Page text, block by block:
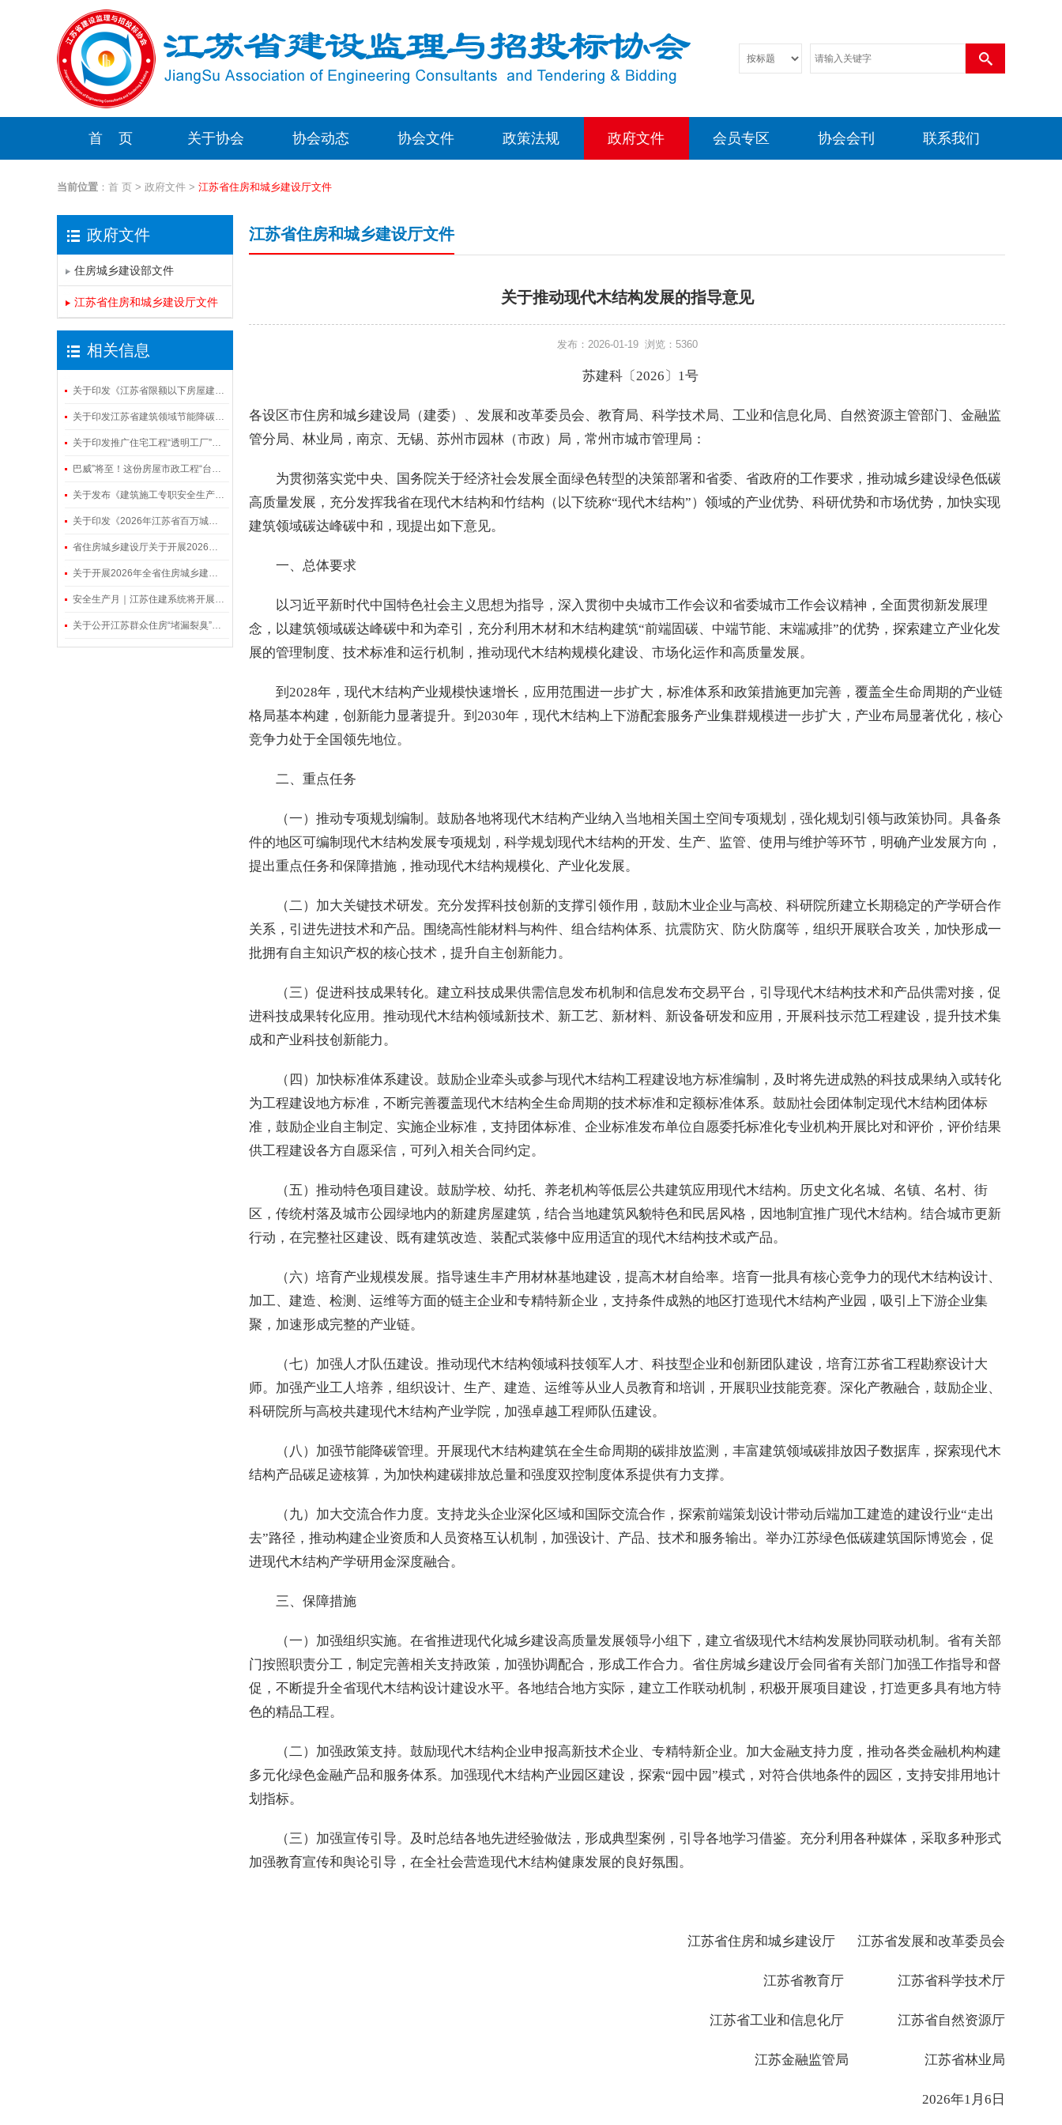
首 页 关于协会 协会动态 协会文件 政策法规 政府文件 会员专区 协会会刊 联系我们
当前位置 ： 首 页 > 政府文件 > 江苏省住房和城乡建设厅文件
政府文件
住房城乡建设部文件
江苏省住房和城乡建设厅文件
相关信息
关于印发《江苏省限额以下房屋建筑和市政基础设施工程安全生产管理工作指南》的通知
关于印发江苏省建筑领域节能降碳经验做法清单的通知
关于印发推广住宅工程“透明工厂”工作的通知
巴威”将至！这份房屋市政工程“台风防御守则”请收好
关于发布《建筑施工专职安全生产管理人员“百问百答”》的通知
关于印发《2026年江苏省百万城乡建设职工职业技能竞赛建筑工程电子交易决赛实施方案》的通知
省住房城乡建设厅关于开展2026年建筑施工“安全生产月”活动的通知
关于开展2026年全省住房城乡建设系统“安全生产月”活动的通知
安全生产月｜江苏住建系统将开展这些活动
关于公开江苏群众住房“堵漏裂臭”问题投诉渠道的通知
江苏省住房和城乡建设厅文件
关于推动现代木结构发展的指导意见
发布：2026-01-19 浏览：5360
苏建科〔2026〕1号
各设区市住房和城乡建设局（建委）、发展和改革委员会、教育局、科学技术局、工业和信息化局、自然资源主管部门、金融监
管分局、林业局，南京、无锡、苏州市园林（市政）局，常州市城市管理局：
为贯彻落实党中央、国务院关于经济社会发展全面绿色转型的决策部署和省委、省政府的工作要求，推动城乡建设绿色低碳
高质量发展，充分发挥我省在现代木结构和竹结构（以下统称“现代木结构”）领域的产业优势、科研优势和市场优势，加快实现
建筑领域碳达峰碳中和，现提出如下意见。
一、总体要求
以习近平新时代中国特色社会主义思想为指导，深入贯彻中央城市工作会议和省委城市工作会议精神，全面贯彻新发展理
念，以建筑领域碳达峰碳中和为牵引，充分利用木材和木结构建筑“前端固碳、中端节能、末端减排”的优势，探索建立产业化发
展的管理制度、技术标准和运行机制，推动现代木结构规模化建设、市场化运作和高质量发展。
到2028年，现代木结构产业规模快速增长，应用范围进一步扩大，标准体系和政策措施更加完善，覆盖全生命周期的产业链
格局基本构建，创新能力显著提升。到2030年，现代木结构上下游配套服务产业集群规模进一步扩大，产业布局显著优化，核心
竞争力处于全国领先地位。
二、重点任务
（一）推动专项规划编制。鼓励各地将现代木结构产业纳入当地相关国土空间专项规划，强化规划引领与政策协同。具备条
件的地区可编制现代木结构发展专项规划，科学规划现代木结构的开发、生产、监管、使用与维护等环节，明确产业发展方向，
提出重点任务和保障措施，推动现代木结构规模化、产业化发展。
（二）加大关键技术研发。充分发挥科技创新的支撑引领作用，鼓励木业企业与高校、科研院所建立长期稳定的产学研合作
关系，引进先进技术和产品。围绕高性能材料与构件、组合结构体系、抗震防灾、防火防腐等，组织开展联合攻关，加快形成一
批拥有自主知识产权的核心技术，提升自主创新能力。
（三）促进科技成果转化。建立科技成果供需信息发布机制和信息发布交易平台，引导现代木结构技术和产品供需对接，促
进科技成果转化应用。推动现代木结构领域新技术、新工艺、新材料、新设备研发和应用，开展科技示范工程建设，提升技术集
成和产业科技创新能力。
（四）加快标准体系建设。鼓励企业牵头或参与现代木结构工程建设地方标准编制，及时将先进成熟的科技成果纳入或转化
为工程建设地方标准，不断完善覆盖现代木结构全生命周期的技术标准和定额标准体系。鼓励社会团体制定现代木结构团体标
准，鼓励企业自主制定、实施企业标准，支持团体标准、企业标准发布单位自愿委托标准化专业机构开展比对和评价，评价结果
供工程建设各方自愿采信，可列入相关合同约定。
（五）推动特色项目建设。鼓励学校、幼托、养老机构等低层公共建筑应用现代木结构。历史文化名城、名镇、名村、街
区，传统村落及城市公园绿地内的新建房屋建筑，结合当地建筑风貌特色和民居风格，因地制宜推广现代木结构。结合城市更新
行动，在完整社区建设、既有建筑改造、装配式装修中应用适宜的现代木结构技术或产品。
（六）培育产业规模发展。指导速生丰产用材林基地建设，提高木材自给率。培育一批具有核心竞争力的现代木结构设计、
加工、建造、检测、运维等方面的链主企业和专精特新企业，支持条件成熟的地区打造现代木结构产业园，吸引上下游企业集
聚，加速形成完整的产业链。
（七）加强人才队伍建设。推动现代木结构领域科技领军人才、科技型企业和创新团队建设，培育江苏省工程勘察设计大
师。加强产业工人培养，组织设计、生产、建造、运维等从业人员教育和培训，开展职业技能竞赛。深化产教融合，鼓励企业、
科研院所与高校共建现代木结构产业学院，加强卓越工程师队伍建设。
（八）加强节能降碳管理。开展现代木结构建筑在全生命周期的碳排放监测，丰富建筑领域碳排放因子数据库，探索现代木
结构产品碳足迹核算，为加快构建碳排放总量和强度双控制度体系提供有力支撑。
（九）加大交流合作力度。支持龙头企业深化区域和国际交流合作，探索前端策划设计带动后端加工建造的建设行业“走出
去”路径，推动构建企业资质和人员资格互认机制，加强设计、产品、技术和服务输出。举办江苏绿色低碳建筑国际博览会，促
进现代木结构产学研用金深度融合。
三、保障措施
（一）加强组织实施。在省推进现代化城乡建设高质量发展领导小组下，建立省级现代木结构发展协同联动机制。省有关部
门按照职责分工，制定完善相关支持政策，加强协调配合，形成工作合力。省住房城乡建设厅会同省有关部门加强工作指导和督
促，不断提升全省现代木结构设计建设水平。各地结合地方实际，建立工作联动机制，积极开展项目建设，打造更多具有地方特
色的精品工程。
（二）加强政策支持。鼓励现代木结构企业申报高新技术企业、专精特新企业。加大金融支持力度，推动各类金融机构构建
多元化绿色金融产品和服务体系。加强现代木结构产业园区建设，探索“园中园”模式，对符合供地条件的园区，支持安排用地计
划指标。
（三）加强宣传引导。及时总结各地先进经验做法，形成典型案例，引导各地学习借鉴。充分利用各种媒体，采取多种形式
加强教育宣传和舆论引导，在全社会营造现代木结构健康发展的良好氛围。
江苏省住房和城乡建设厅 江苏省发展和改革委员会
江苏省教育厅 江苏省科学技术厅
江苏省工业和信息化厅 江苏省自然资源厅
江苏金融监管局 江苏省林业局
2026年1月6日